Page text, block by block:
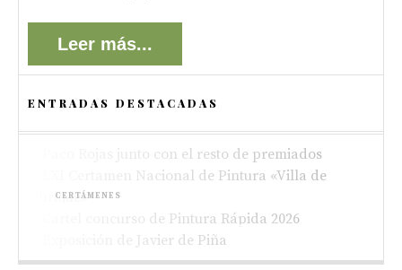
Leer más...
ENTRADAS DESTACADAS
Paco Rojas premiado en el XIII Concurso de
Pintura de Alboraya 2026
CERTÁMENES
Bases del LXI Certamen Nacional de Pintura
«Villa de Ubrique»
Bases del XV Concurso de Pintura Rápida al